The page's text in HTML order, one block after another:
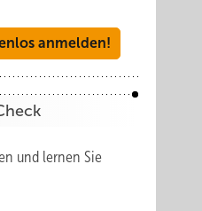
anmelden!
und lernen Sie